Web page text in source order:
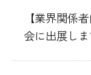
【業界関係
会に出展し